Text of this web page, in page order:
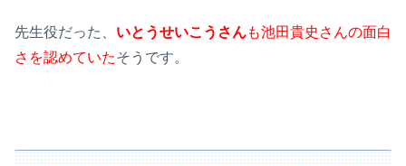
先生役だった、 いとうせいこうさんも池田貴史さんの面白
さを認めていたそうです。